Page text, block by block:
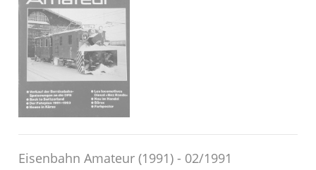
Eisenbahn Amateur (1991) - 02/1991